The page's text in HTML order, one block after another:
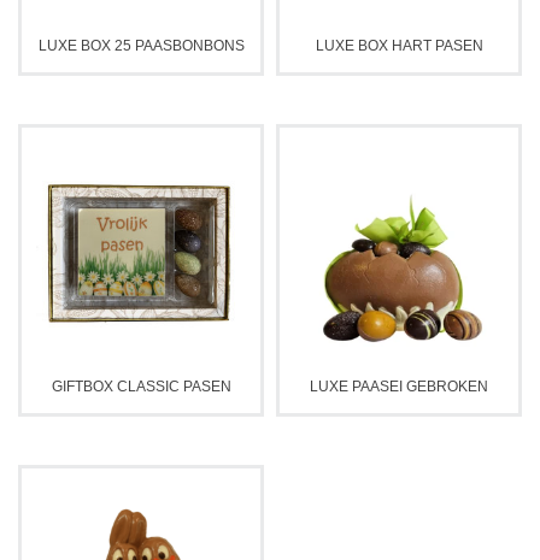
LUXE BOX 25 PAASBONBONS LUXE BOX HART PASEN
GIFTBOX CLASSIC PASEN LUXE PAASEI GEBROKEN